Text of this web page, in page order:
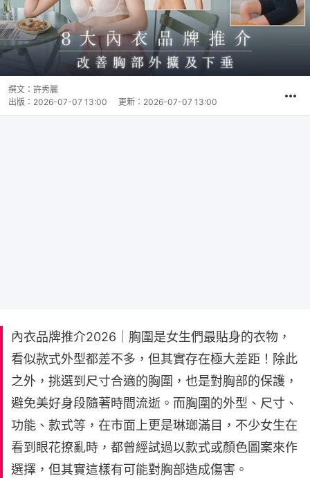
撰文： 許秀麗
出版： 2026-07-07 13:00 更新： 2026-07-07 13:00
內衣品牌推介2026｜胸圍是女生們最貼身的衣物，
看似款式外型都差不多，但其實存在極大差距！除此
之外，挑選到尺寸合適的胸圍，也是對胸部的保護，
避免美好身段隨著時間流逝。而胸圍的外型、尺寸、
功能、款式等，在市面上更是琳瑯滿目，不少女生在
看到眼花撩亂時，都曾經試過以款式或顏色圖案來作
選擇，但其實這樣有可能對胸部造成傷害。